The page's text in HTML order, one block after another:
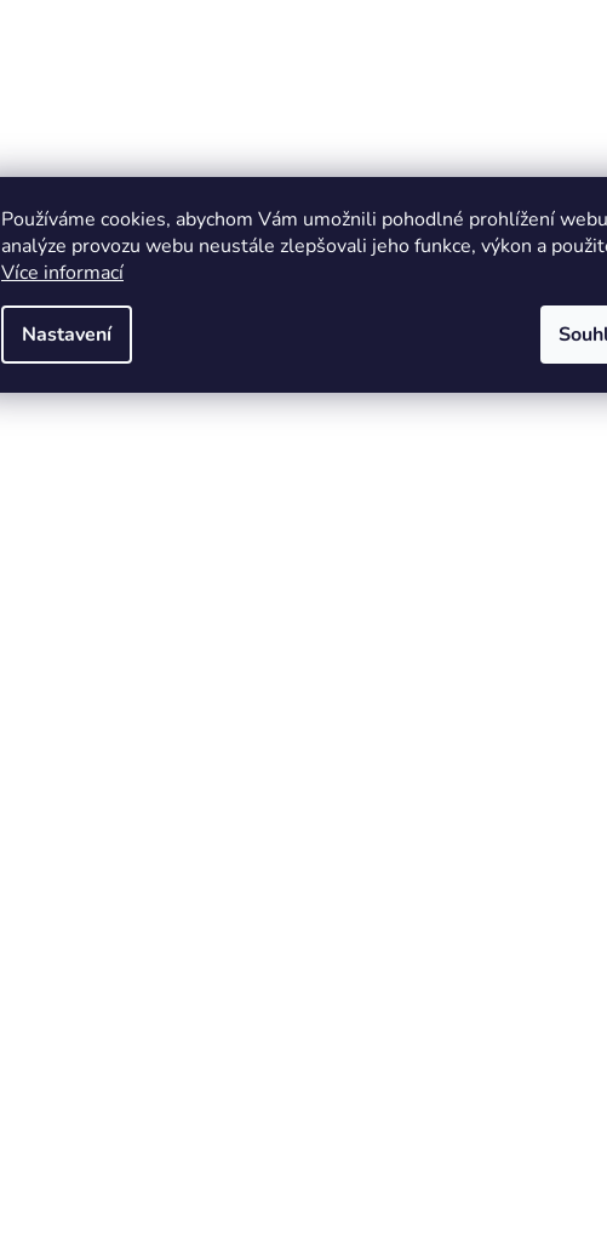
Používáme cookies, abychom Vám umožnili pohodlné prohlížení
analýze provozu webu neustále zlepšovali jeho funkce, výkon a
Více informací
Nastavení